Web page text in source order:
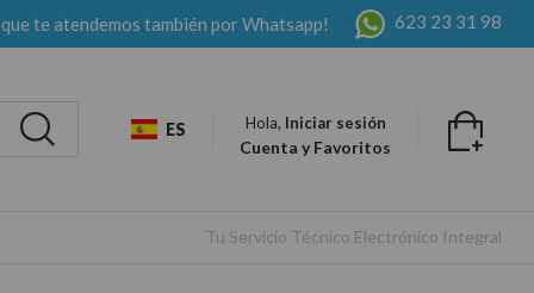
te atendemos también por Whatsapp! 623 23 31 98
ES Hola, Iniciar sesión
Cuenta y Favoritos
Tu Servicio Técnico Electrónico Integral